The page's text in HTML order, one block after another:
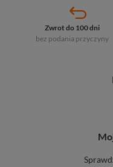
Zwrot do 100 dni
bez podania przyczyny